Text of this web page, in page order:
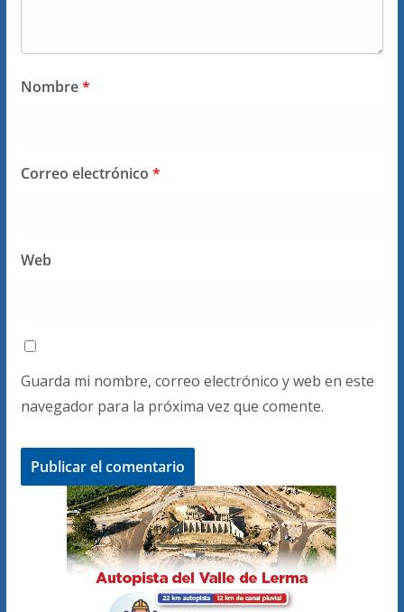
Nombre*
Correo electrónico *
Web
Guarda mi nombre, correo electrónico y web en este
navegador para la próxima vez que comente.